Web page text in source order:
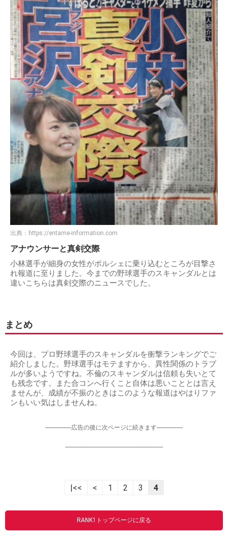
出典： https://entame-information.com
アナウンサーと真剣交際
小林選手が細身の女性がポルシェに乗り込むところが目撃さ
れ報道に至りました。今までの野球選手のスキャンダルとは
違いこちらは真剣交際のニュースでした。
まとめ
今回は、プロ野球選手のスキャンダルを衝撃ランキングでご
紹介しました。野球選手はモテますから、異性関係のトラブ
ルが多いようですね。不倫のスキャンダルは信頼も失いとて
も残念です。また合コンへ行くこと自体は悪いこととは言え
ませんが、成績が不振のときはこのような報道はやはりファ
ンもいい気はしませんね。
-----------------広告の後に次ページに続きます-----------------
----------------------------------------------------------------
|<< < 1 2 3 4
RANK1トップページに戻る